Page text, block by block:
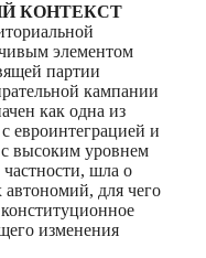
КОНТЕКСТ
элементом
партии
кампании
как одна из
евроинтеграцией и
высоким уровнем
шла о
для чего
изменения